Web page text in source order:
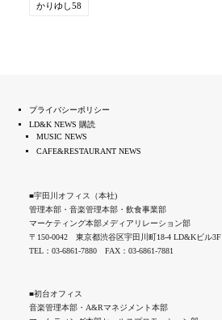
かりゆし58
プライバシーポリシー
LD&K NEWS 購読
MUSIC NEWS
CAFE&RESTAURANT NEWS
■宇田川オフィス（本社)
管理本部・音楽管理本部・飲食事業部
マーケティング本部メディアリレーション部
〒150-0042 東京都渋谷区宇田川町18-4 LD&Kビル3F
TEL：03-6861-7880 FAX：03-6861-7881
■初台オフィス
音楽管理本部・A&Rマネジメント本部